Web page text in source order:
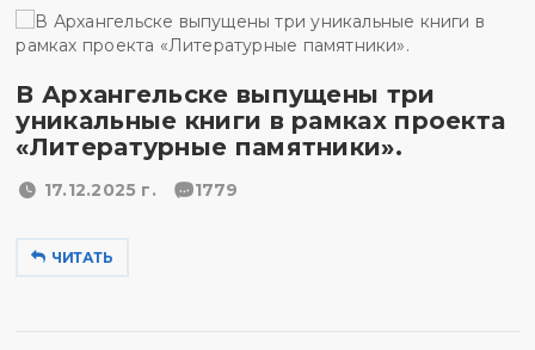
В Архангельске выпущены три
уникальные книги в рамках проекта
«Литературные памятники».
17.12.2025 г. 1779
ЧИТАТЬ